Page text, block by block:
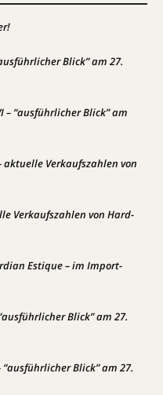
Blick” am 27.
– “ausführlicher Blick” am
aktuelle Verkaufszahlen von
Verkaufszahlen von Hard-
Estique – im Import-
Blick” am 27.
Blick” am 27.